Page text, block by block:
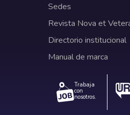
Sedes
Revista Nova et
Directorio institucional
Manual de marca
Trabaja
con
nosotros.